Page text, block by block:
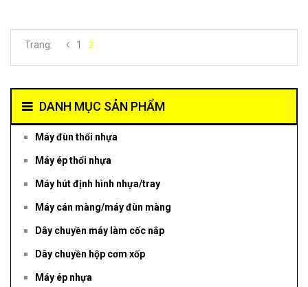
Trang: 1 2
DANH MỤC SẢN PHẨM
Máy đùn thổi nhựa
Máy ép thổi nhựa
Máy hút định hình nhựa/tray
Máy cán màng/máy đùn màng
Dây chuyền máy làm cốc nắp
Dây chuyền hộp cơm xốp
Máy ép nhựa